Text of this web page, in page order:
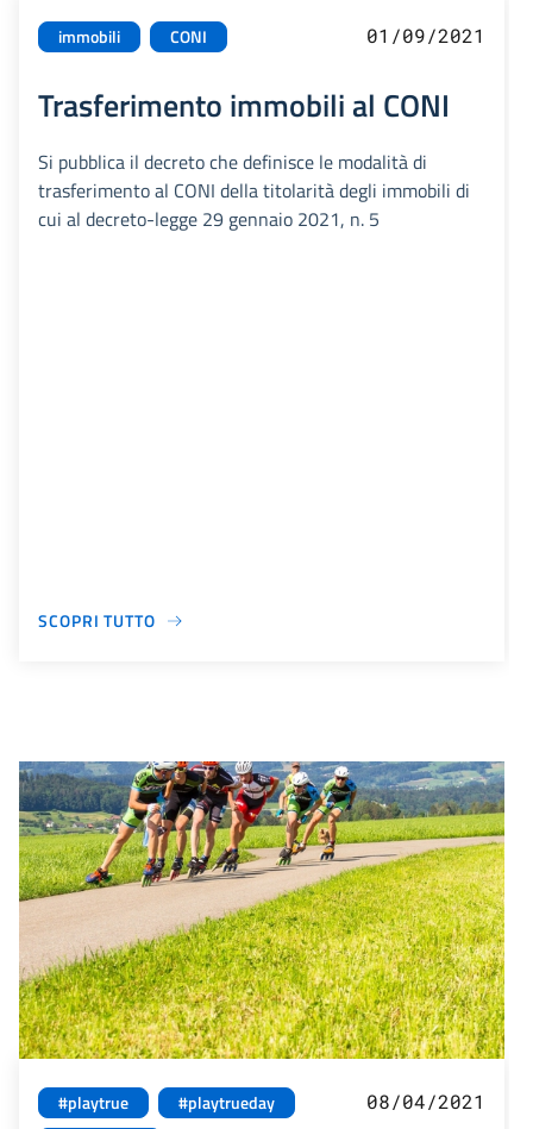
immobili CONI 01/09/2021
Trasferimento immobili al CONI
Si pubblica il decreto che definisce le modalità di
trasferimento al CONI della titolarità degli immobili di
cui al decreto-legge 29 gennaio 2021, n. 5
SCOPRI TUTTO
#playtrue
#playtrueday
08/04/2021